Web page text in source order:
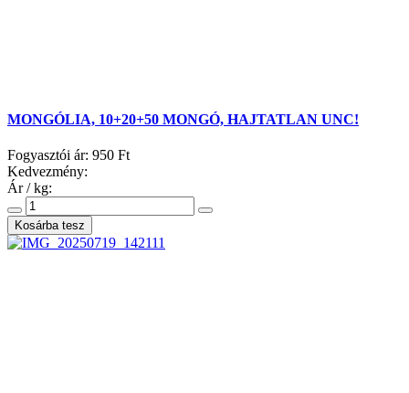
MONGÓLIA, 10+20+50 MONGÓ, HAJTATLAN UNC!
Fogyasztói ár: 950 Ft
Kedvezmény:
Ár / kg: